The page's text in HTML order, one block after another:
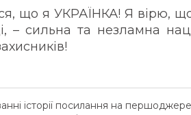
що я УКРАЇНКА! Я вірю,
– сильна та незламна
історії посилання на